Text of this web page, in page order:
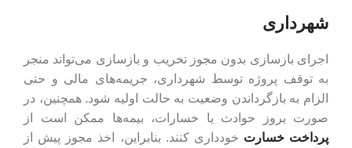
شهرداری
اجرای بازسازی بدون مجوز تخریب و بازسازی می‌تواند منجر
به توقف پروژه توسط شهرداری، جریمه‌های مالی و حتی
الزام به بازگرداندن وضعیت به حالت اولیه شود. همچنین، در
صورت بروز حوادث یا خسارات، بیمه‌ها ممکن است از
پرداخت خسارت خودداری کنند. بنابراین، اخذ مجوز پیش از